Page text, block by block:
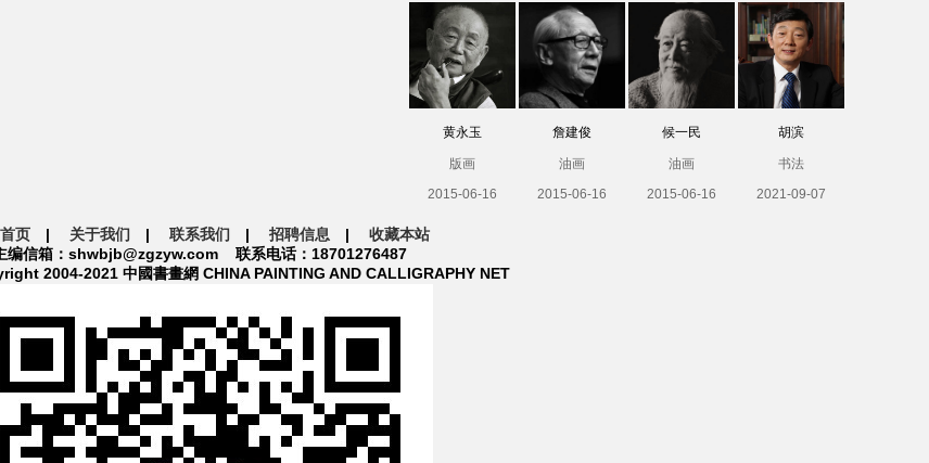
黄永玉
版画
2015-06-16
詹建俊
油画
2015-06-16
候一民
油画
2015-06-16
胡滨
书法
2021-09-07
页 | 关于我们 | 联系我们 | 招聘信息 | 收藏本站
编信箱：shwbjb@zgzyw.com 联系电话：18701276487
2004-2021 中國書畫網 CHINA PAINTING AND CALLIGRAPHY NET